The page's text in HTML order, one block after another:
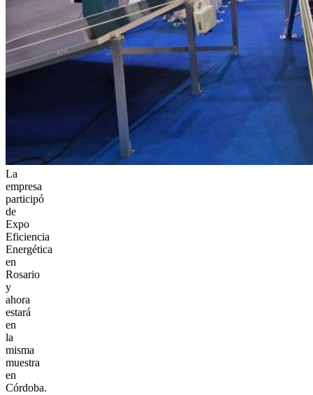
La
empresa
participó
de
Expo
Eficiencia
Energética
en
Rosario
y
ahora
estará
en
la
misma
muestra
en
Córdoba.